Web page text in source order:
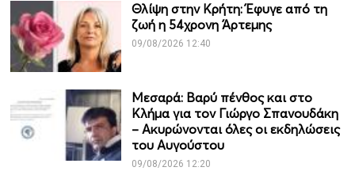
Θλίψη στην Κρήτη: Έφυγε από τη
ζωή η 54χρονη Άρτεμης
09/08/2026 12:40
Μεσαρά: Βαρύ πένθος και στο
Κλήμα για τον Γιώργο Σπανουδάκη
– Ακυρώνονται όλες οι εκδηλώσεις
του Αυγούστου
09/08/2026 12:20